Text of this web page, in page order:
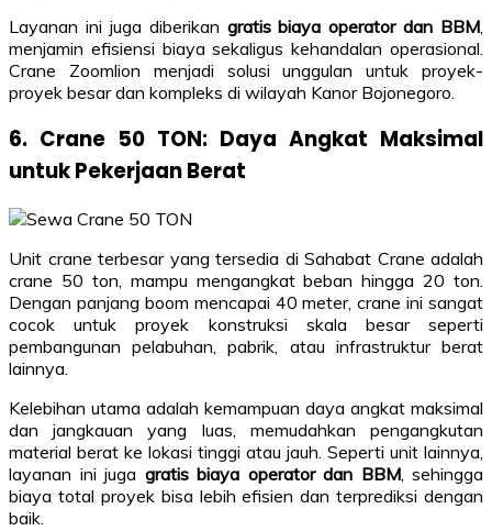
Layanan ini juga diberikan gratis biaya operator dan BBM
menjamin efisiensi biaya sekaligus kehandalan operasional.
Crane Zoomlion menjadi solusi unggulan untuk proyek-
proyek besar dan kompleks di wilayah Kanor Bojonegoro.
6. Crane 50 TON: Daya Angkat Maksimal
untuk Pekerjaan Berat
Unit crane terbesar yang tersedia di Sahabat Crane adalah
crane 50 ton, mampu mengangkat beban hingga 20 ton.
Dengan panjang boom mencapai 40 meter, crane ini sangat
cocok untuk proyek konstruksi skala besar seperti
pembangunan pelabuhan, pabrik, atau infrastruktur berat
lainnya.
Kelebihan utama adalah kemampuan daya angkat maksimal
dan jangkauan yang luas, memudahkan pengangkutan
material berat ke lokasi tinggi atau jauh. Seperti unit lainnya,
layanan ini juga gratis biaya operator dan BBM, sehingga
biaya total proyek bisa lebih efisien dan terprediksi dengan
baik.